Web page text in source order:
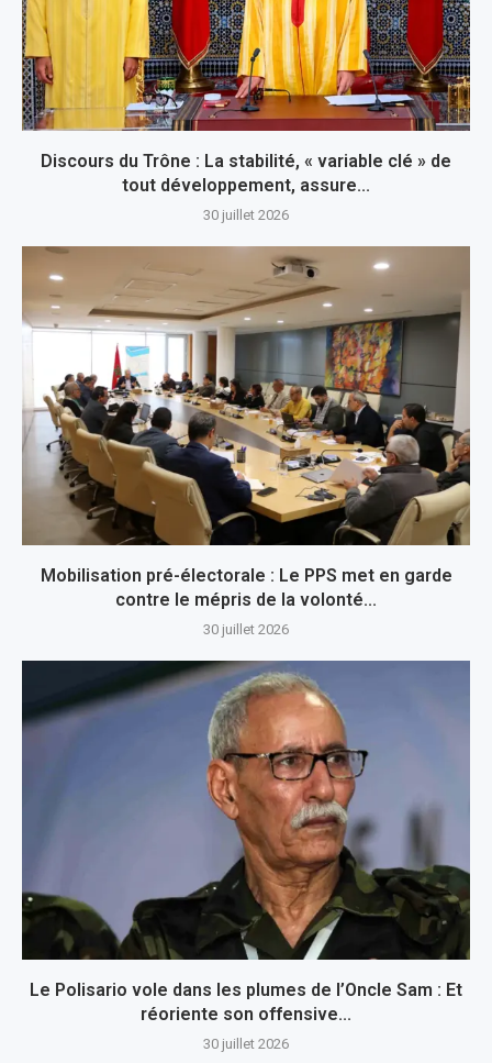
Discours du Trône : La stabilité, « variable clé » de
tout développement, assure...
30 juillet 2026
Mobilisation pré-électorale : Le PPS met en garde
contre le mépris de la volonté...
30 juillet 2026
Le Polisario vole dans les plumes de l’Oncle Sam : Et
réoriente son offensive...
30 juillet 2026